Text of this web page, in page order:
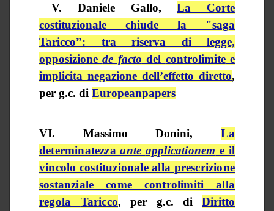
V. Daniele Gallo,La Corte
costituzionale chiude la "saga
Taricco”: tra riserva di legge,
opposizionede facto del controlimitee
implicita negazione dell’effetto diretto,
per g.c. di Europeanpapers
VI. MassimoDonini, La
determinatezzaante applicationem e il
vincolo costituzionale alla prescrizione
sostanziale come controlimiti alla
regola Taricco, per g.c. diDiritto